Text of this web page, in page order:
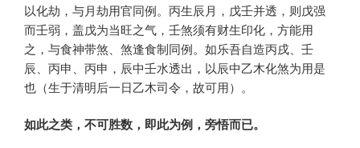
以化劫，与月劫用官同例。丙生辰月，戊壬并透，则戊强
而壬弱，盖戊为当旺之气，壬煞须有财生印化，方能用
之，与食神带煞、煞逢食制同例。如乐吾自造丙戌、壬
辰、丙申、丙申，辰中壬水透出，以辰中乙木化煞为用是
也（生于清明后一日乙木司令，故可用）。
如此之类，不可胜数，即此为例，旁悟而已。